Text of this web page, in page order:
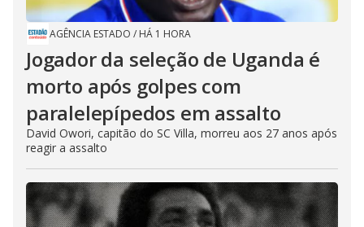
AGÊNCIA ESTADO / HÁ 1 HORA
Jogador da seleção de Uganda é
morto após golpes com
paralelepípedos em assalto
David Owori, capitão do SC Villa, morreu aos 27 anos após
reagir a assalto